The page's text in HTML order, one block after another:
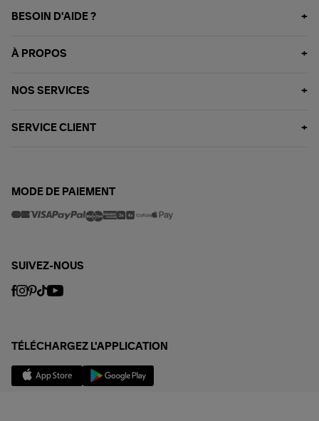
BESOIN D'AIDE ?
À PROPOS
NOS SERVICES
SERVICE CLIENT
MODE DE PAIEMENT
SUIVEZ-NOUS
TÉLÉCHARGEZ L'APPLICATION